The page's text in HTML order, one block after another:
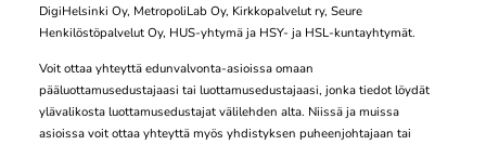
DigiHelsinki Oy, MetropoliLab Oy, Kirkkopalvelut ry, Seure
Henkilöstöpalvelut Oy, HUS-yhtymä ja HSY- ja HSL-kuntayhtymät.
Voit ottaa yhteyttä edunvalvonta-asioissa omaan
pääluottamusedustajaasi tai luottamusedustajaasi, jonka tiedot löydät
ylävalikosta luottamusedustajat välilehden alta. Niissä ja muissa
asioissa voit ottaa yhteyttä myös yhdistyksen puheenjohtajaan tai